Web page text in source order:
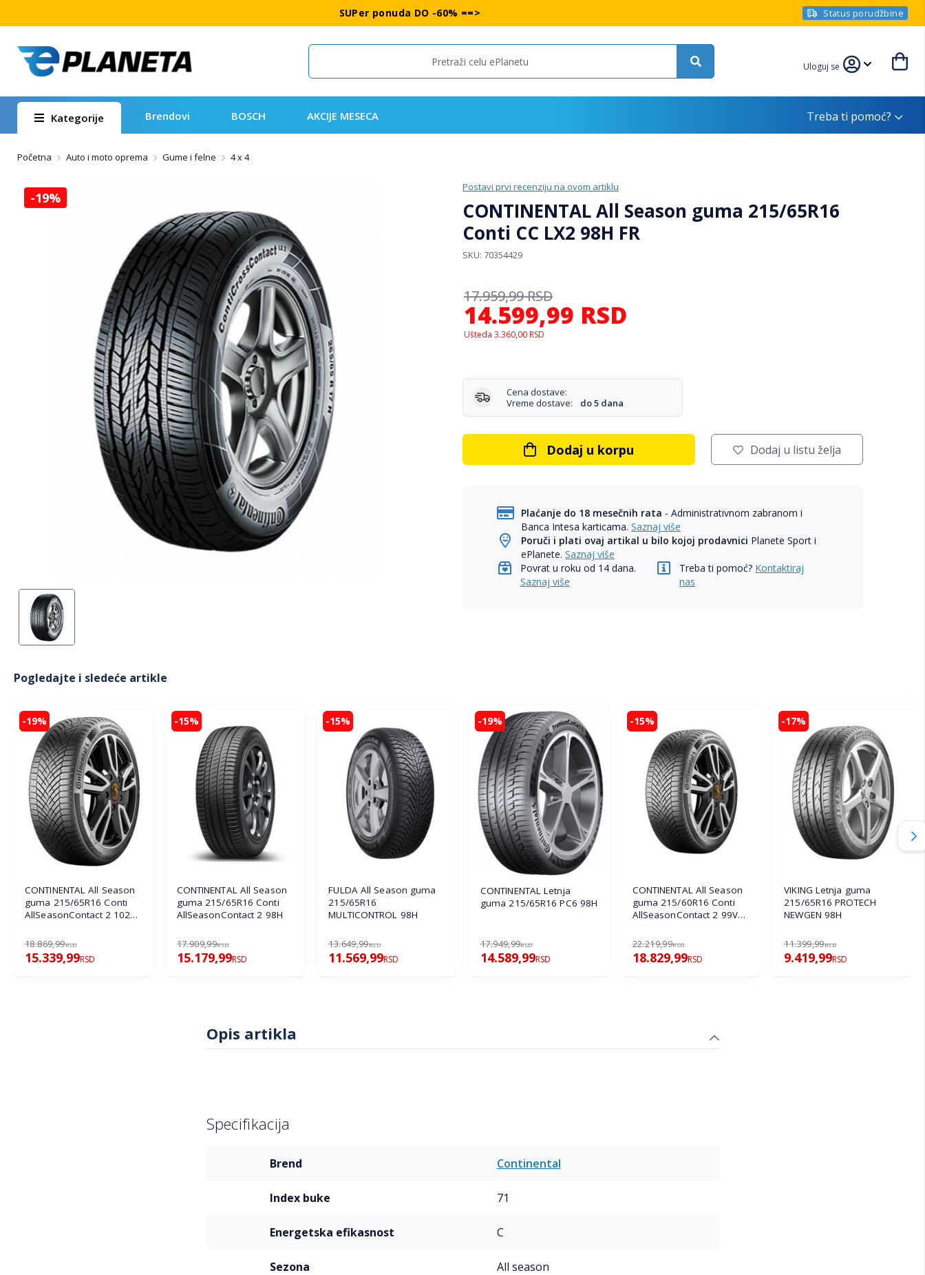
SUPer ponuda DO -60% ==> Status porudžbine
Search Uloguj se
Kategorije Brendovi BOSCH AKCIJE MESECA Treba ti pomoć?
Početna Auto i moto oprema Gume i felne 4 x 4
Postavi prvi recenziju na ovom artiklu
CONTINENTAL All Season guma 215/65R16
Conti CC LX2 98H FR
SKU 70354429
14.599,99 RSD
17.959,99RSD
Ušteda 3.360,00 RSD
Cena dostave:
Vreme dostave:
do 5 dana
Dodaj u korpu Dodaj u listu želja
Plaćanje do 18 mesečnih rata - Administrativnom zabranom i
Banca Intesa karticama.Saznaj više
Poruči i plati ovaj artikal u bilo kojoj prodavnici Planete Sport i
ePlanete.Saznaj više
Povrat u roku od 14 dana.
Saznaj više
Treba ti pomoć? Kontaktiraj
nas
-19%
Pogledajte i sledeće artikle
-19%
CONTINENTAL All Season
guma 215/65R16 Conti
AllSeasonContact 2 102V
18.869,99RSD
15.339,99RSD
-15%
CONTINENTAL All Season
guma 215/65R16 Conti
AllSeasonContact 2 98H
17.909,99RSD
15.179,99RSD
-15%
FULDA All Season guma
215/65R16
MULTICONTROL 98H
13.649,99RSD
11.569,99RSD
-19%
CONTINENTAL Letnja
guma 215/65R16 PC6 98H
17.949,99RSD
14.589,99RSD
-15%
CONTINENTAL All Season
guma 215/60R16 Conti
AllSeasonContact 2 99V
22.219,99RSD
18.829,99RSD
-17%
VIKING Letnja guma
215/65R16 PROTECH
NEWGEN 98H
11.399,99RSD
9.419,99RSD
Opis artikla
Specifikacija
brend Continental
index buke 71
energetska efikasnost C
sezona All season